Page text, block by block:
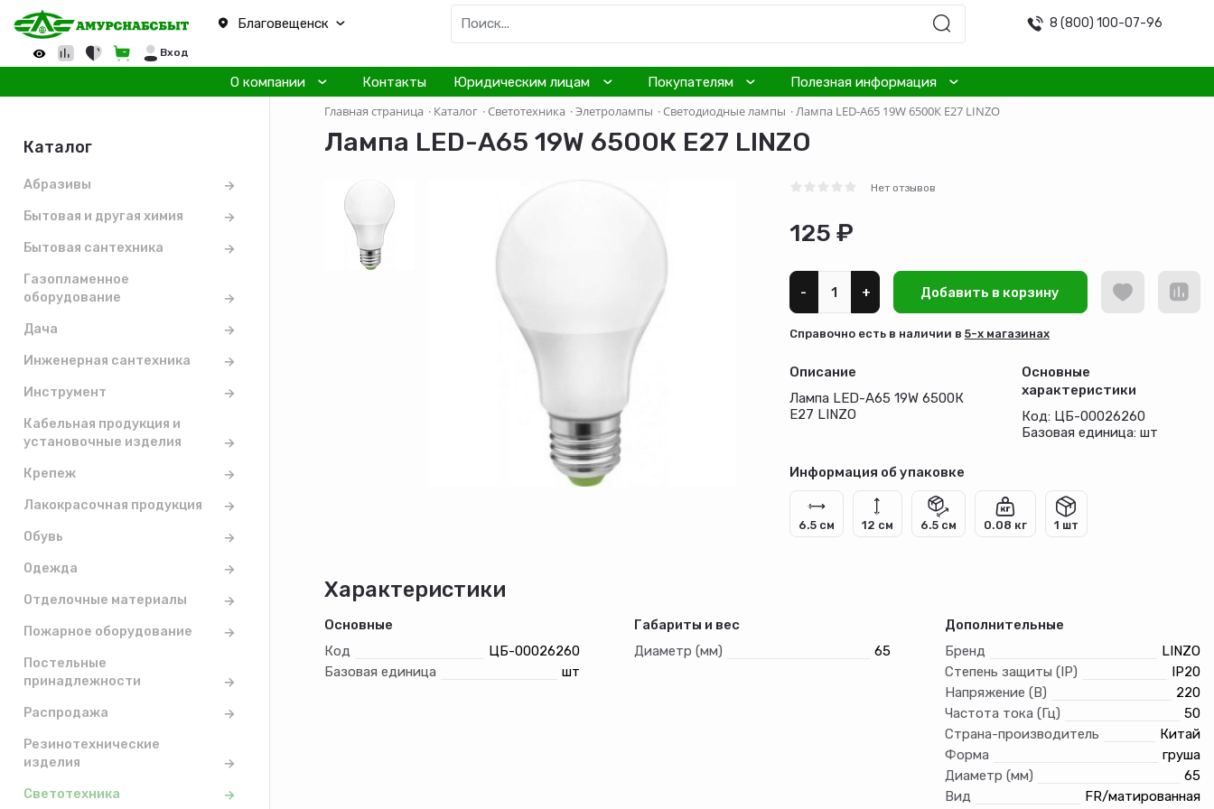
Благовещенск 8 (800) 100-07-96
Вход
О компании Контакты Юридическим лицам Покупателям Полезная информация
Каталог
Абразивы
Бытовая и другая химия
Бытовая сантехника
Газопламенное
оборудование
Дача
Инженерная сантехника
Инструмент
Кабельная продукция и
установочные изделия
Крепеж
Лакокрасочная продукция
Обувь
Одежда
Отделочные материалы
Пожарное оборудование
Постельные
принадлежности
Распродажа
Резинотехнические
изделия
Светотехника
Главная страница · Каталог ·Светотехника ·Элетролампы ·Светодиодные лампы ·Лампа LED-А65 19W 6500К Е27 LINZO
Лампа LED-А65 19W 6500К Е27 LINZO
Нет отзывов
125 ₽
- + Добавить в корзину
Cправочно есть в наличии в 5-х магазинах
Описание
Лампа LED-А65 19W 6500К
Е27 LINZO
Основные
характеристики
Код: ЦБ-00026260
Базовая единица: шт
Информация об упаковке
6.5 см 12 см 6.5 см 0.08 кг 1 шт
Характеристики
Основные
Код
ЦБ-00026260
Базовая единица
шт
Габариты и вес
Диаметр (мм)
65
Дополнительные
Бренд
LINZO
Степень защиты (IP)
IP20
Напряжение (В)
220
Частота тока (Гц)
50
Страна-производитель
Китай
Форма
груша
Диаметр (мм)
65
Вид
FR/матированная